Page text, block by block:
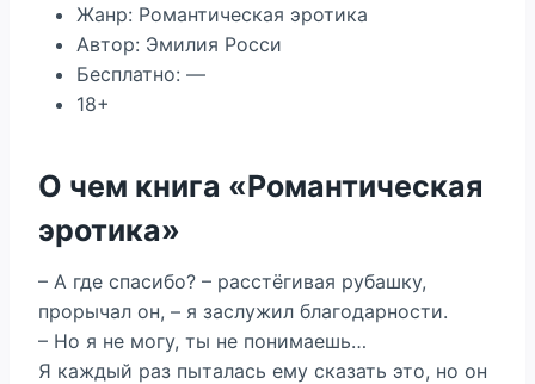
Жанр: Романтическая эротика
Автор: Эмилия Росси
Бесплатно: —
18+
О чем книга «Романтическая
эротика»
– А где спасибо? – расстёгивая рубашку,
прорычал он, – я заслужил благодарности.
– Но я не могу, ты не понимаешь…
Я каждый раз пыталась ему сказать это, но он